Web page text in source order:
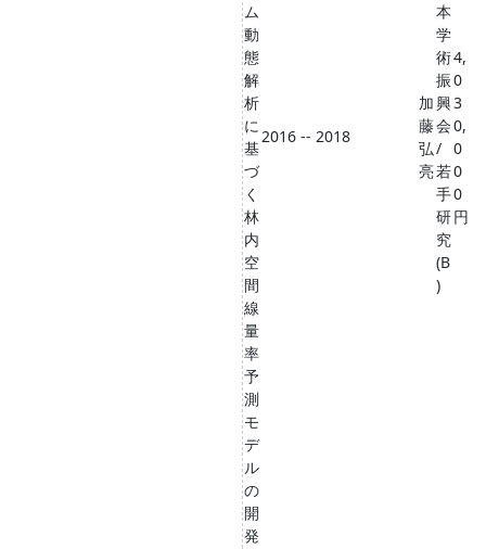
ム
動
態
解
析
に
基
づ
く
林
内
空
間
線
量
率
予
測
モ
デ
ル
の
開
発
2016 -- 2018
加
藤
弘
亮
本
学
術
振
興
会
/
若
手
研
究
(B
)
4,
0
3
0,
0
0
0
円